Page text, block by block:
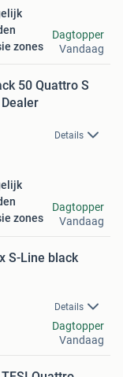
zones
Dagtopper
Vandaag
50 Quattro S
Details
zones
Dagtopper
Vandaag
S-Line black
Details
Dagtopper
Vandaag